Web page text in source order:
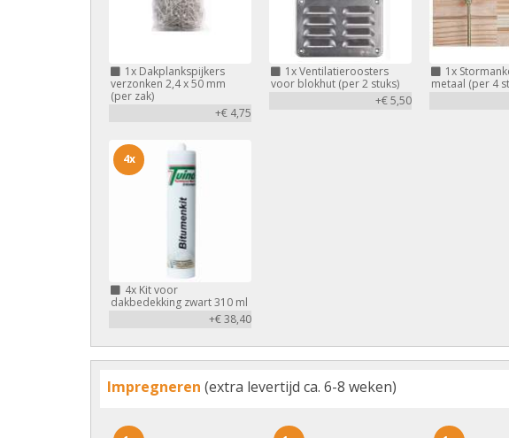
1x Dakplankspijkers
verzonken 2,4 x 50 mm
(per zak)
+€ 4,75
1xVentilatieroosters
voor blokhut (per 2 stuks)
+€ 5,50
1x
metaal (per 4
4x Kit voor
dakbedekking zwart 310 ml
+€ 38,40
4x
Impregneren (extra levertijd ca. 6-8 weken)